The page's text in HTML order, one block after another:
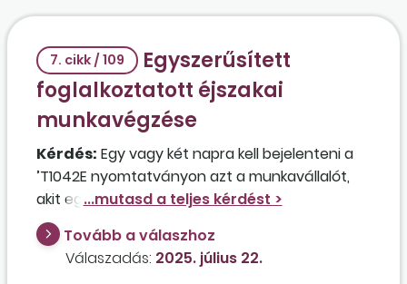
7. cikk / 109
Egyszerűsített
foglalkoztatott éjszakai
munkavégzése
Kérdés: Egy vagy két napra kell bejelenteni a
’T1042E nyomtatványon azt a munkavállalót,
akit egyszerűsített foglalkoztatás keretében
öntözőberendezés üzemeltetése céljából
mezőgazdasági idénymunkára este 18 órától
reggel 6:00 óráig, 12 órában, készenléti jellegű
Tovább a válaszhoz
Válaszadás: 2025. július 22.